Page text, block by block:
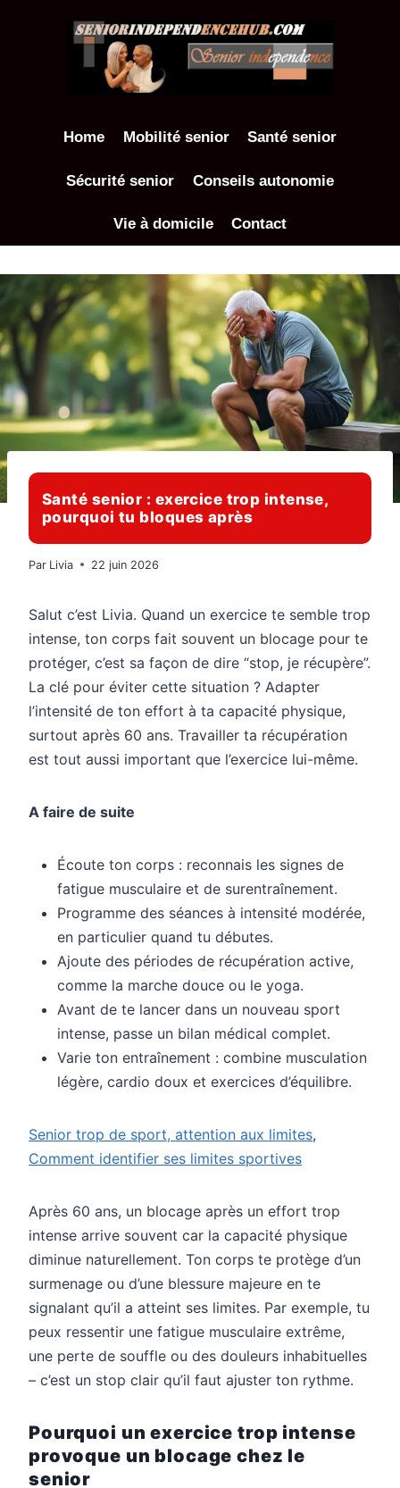
Home Mobilité senior Santé senior
Sécurité senior Conseils autonomie
Vie à domicile Contact
Santé senior : exercice trop intense,
pourquoi tu bloques après
Par Livia 22 juin 2026
Salut c’est Livia. Quand un exercice te semble trop
intense, ton corps fait souvent un blocage pour te
protéger, c’est sa façon de dire “stop, je récupère”.
La clé pour éviter cette situation ? Adapter
l’intensité de ton effort à ta capacité physique,
surtout après 60 ans. Travailler ta récupération
est tout aussi important que l’exercice lui-même.
A faire de suite
Écoute ton corps : reconnais les signes de
fatigue musculaire et de surentraînement.
Programme des séances à intensité modérée,
en particulier quand tu débutes.
Ajoute des périodes de récupération active,
comme la marche douce ou le yoga.
Avant de te lancer dans un nouveau sport
intense, passe un bilan médical complet.
Varie ton entraînement : combine musculation
légère, cardio doux et exercices d’équilibre.
Senior trop de sport, attention aux limites,
Comment identifier ses limites sportives
Après 60 ans, un blocage après un effort trop
intense arrive souvent car la capacité physique
diminue naturellement. Ton corps te protège d’un
surmenage ou d’une blessure majeure en te
signalant qu’il a atteint ses limites. Par exemple, tu
peux ressentir une fatigue musculaire extrême,
une perte de souffle ou des douleurs inhabituelles
– c’est un stop clair qu’il faut ajuster ton rythme.
Pourquoi un exercice trop intense
provoque un blocage chez le
senior